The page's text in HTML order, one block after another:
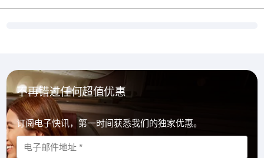
不再错过任何超值优惠
订阅电子快讯，第一时间获悉我们的独家优惠。